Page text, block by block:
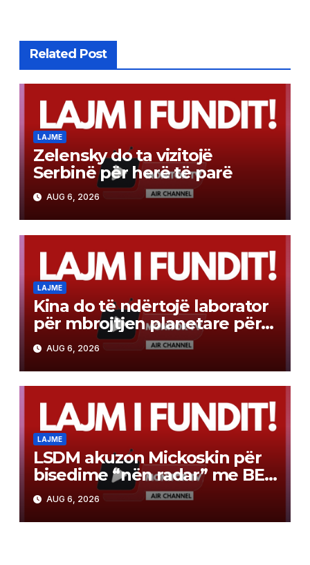
Related Post
LAJME
Zelensky do ta vizitojë
Serbinë për herë të parë
AUG 6, 2026
LAJME
Kina do të ndërtojë laborator
për mbrojtjen planetare për
misionin e kthimit të
mostrave në Mars
AUG 6, 2026
LAJME
LSDM akuzon Mickoskin për
bisedime “nën radar” me BE-
nëAUG 6, 2026